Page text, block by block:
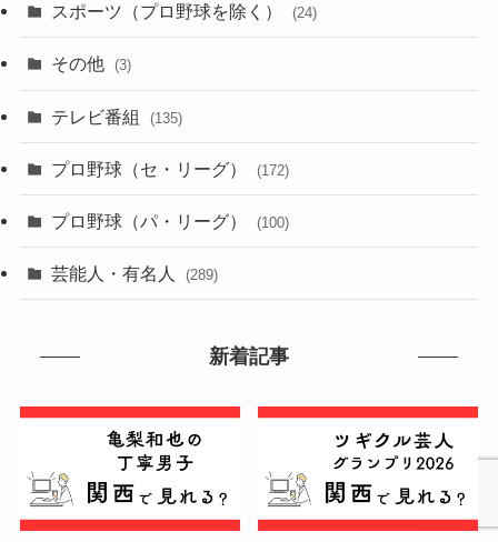
スポーツ（プロ野球を除く） (24)
その他 (3)
テレビ番組 (135)
プロ野球（セ・リーグ） (172)
プロ野球（パ・リーグ） (100)
芸能人・有名人 (289)
新着記事